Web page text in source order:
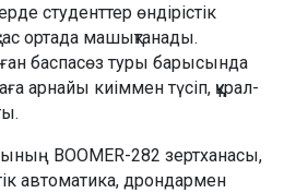
студенттер өндірістік
ортада машықтанады.
баспасөз туры барысында
арнайы киіммен түсіп, құрал-
BOOMER-282 зертханасы,
автоматика, дрондармен